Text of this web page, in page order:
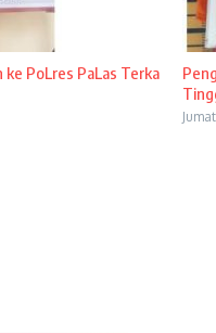
ke PoLres PaLas Terka